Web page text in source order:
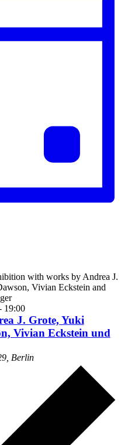
19:00
J. Grote, Yuki
Vivian Eckstein und
Berlin